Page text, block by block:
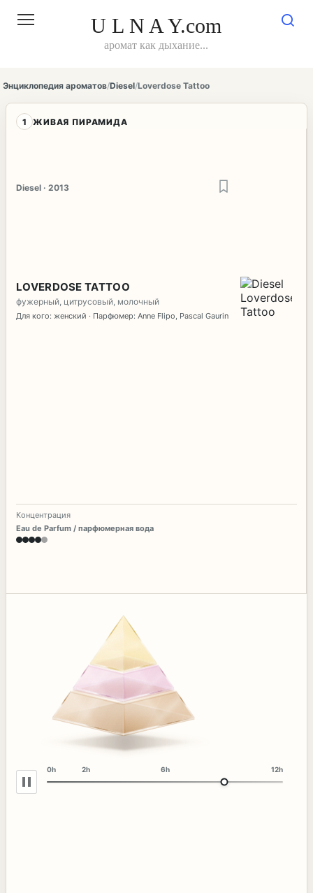
U L N A Y.com
аромат как дыхание...
Энциклопедия ароматов/Diesel/Loverdose Tattoo
1 ЖИВАЯ ПИРАМИДА
Diesel · 2013
LOVERDOSE TATTOO
фужерный, цитрусовый, молочный
Для кого: женский · Парфюмер: Anne Flipo, Pascal Gaurin
Концентрация
Eau de Parfum / парфюмерная вода
0h 2h 6h 12h